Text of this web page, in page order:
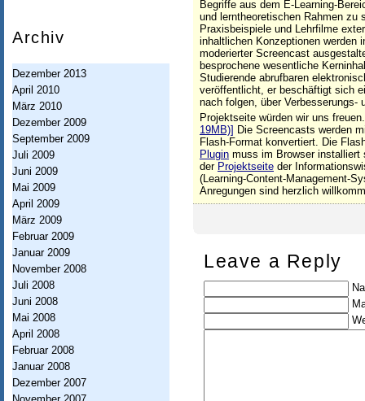
c
h
t
u
n
g
I
n
f
o
r
m
a
t
i
o
Archiv
Dezember 2013
April 2010
März 2010
Dezember 2009
September 2009
Juli 2009
Juni 2009
Mai 2009
April 2009
März 2009
Februar 2009
Januar 2009
November 2008
Juli 2008
Juni 2008
Mai 2008
April 2008
Februar 2008
Januar 2008
Dezember 2007
Begriffe aus dem E-Learning-
und lerntheoretischen Rahmen zu
Praxisbeispiele und Lehrfilme
inhaltlichen Konzeptionen werden
moderierter Screencast
besprochene wesentliche
Studierende abrufbaren
veröffentlicht, er beschäftigt sich
nach folgen, über Verbesserungs-
Projektseite würden wir uns
19MB)] Die Screencasts werden
Flash-Format konvertiert. Die
Plugin muss im Browser installiert
der Projektseite der
(Learning-Content-Management-
Anregungen sind herzlich
Leave a Reply